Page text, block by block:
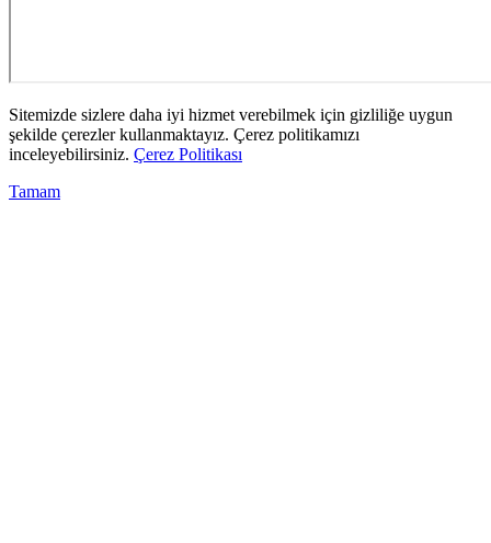
Sitemizde sizlere daha iyi hizmet verebilmek için gizliliğe uygun
şekilde çerezler kullanmaktayız. Çerez politikamızı
inceleyebilirsiniz. Çerez Politikası
Tamam